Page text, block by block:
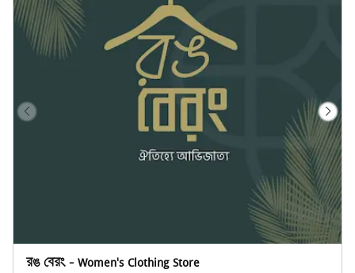
রঙ বেরং - Women's Clothing Store